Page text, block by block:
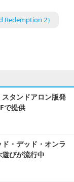
Redemption 2）
スタンドアロン版発
で提供
・デッド・オンラ
びが流行中